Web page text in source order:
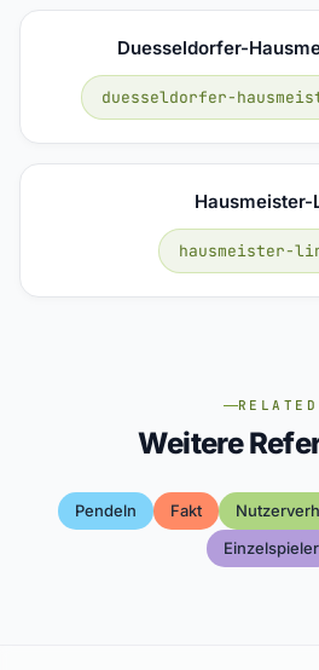
Duesseldorfer-
duesseldorfer-
Hausmeister-
hausmeister-
RELATED
Weitere
Pendeln Fakt
Einzelspieler